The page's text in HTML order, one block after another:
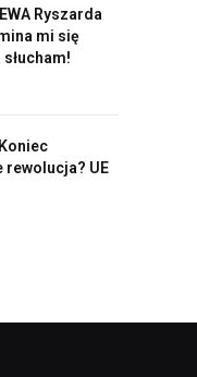
Ryszarda
mi się
rewolucja? UE